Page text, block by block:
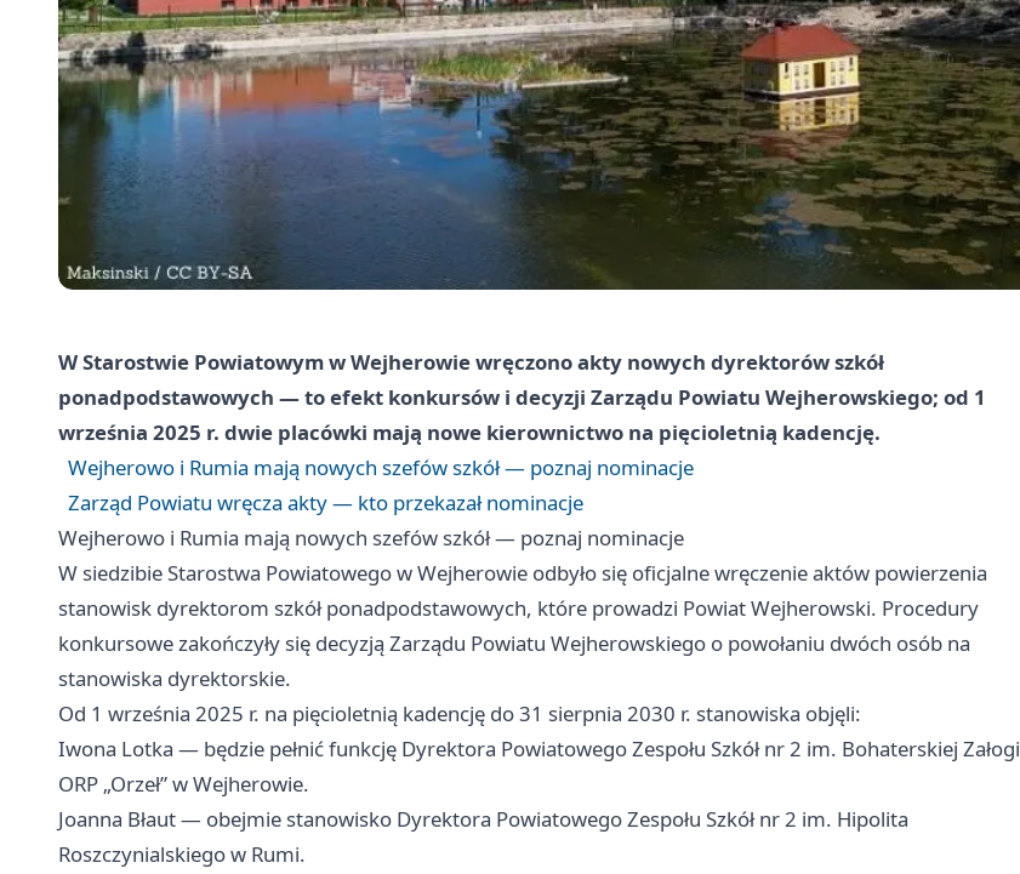
W Starostwie Powiatowym w Wejherowie wręczono akty nowych dyrektorów szkół
ponadpodstawowych — to efekt konkursów i decyzji Zarządu Powiatu Wejherowskiego; od 1
września 2025 r. dwie placówki mają nowe kierownictwo na pięcioletnią kadencję.
Wejherowo i Rumia mają nowych szefów szkół — poznaj nominacje
Zarząd Powiatu wręcza akty — kto przekazał nominacje
Wejherowo i Rumia mają nowych szefów szkół — poznaj nominacje
W siedzibie Starostwa Powiatowego w Wejherowie odbyło się oficjalne wręczenie aktów powierzenia
stanowisk dyrektorom szkół ponadpodstawowych, które prowadzi Powiat Wejherowski. Procedury
konkursowe zakończyły się decyzją Zarządu Powiatu Wejherowskiego o powołaniu dwóch osób na
stanowiska dyrektorskie.
Od 1 września 2025 r. na pięcioletnią kadencję do 31 sierpnia 2030 r. stanowiska objęli:
Iwona Lotka — będzie pełnić funkcję Dyrektora Powiatowego Zespołu Szkół nr 2 im. Bohaterskiej Załogi
ORP „Orzeł” w Wejherowie.
Joanna Błaut — obejmie stanowisko Dyrektora Powiatowego Zespołu Szkół nr 2 im. Hipolita
Roszczynialskiego w Rumi.